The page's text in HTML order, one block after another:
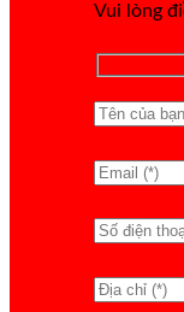
Vui lòng